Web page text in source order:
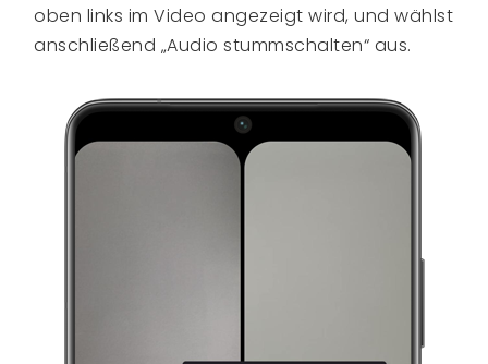
oben links im Video angezeigt wird, und wählst
anschließend „Audio stummschalten“ aus.